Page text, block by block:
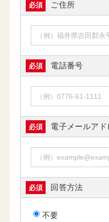
必須 ご住所
必須 電話番号
必須 電子メールアド
必須 回答方法
不要